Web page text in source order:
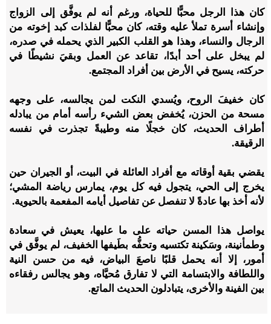
كان هذا الرجل محبًّا للحياة، ورغم أنه لم يوفَّق إلى الزواج
وإنشاء أسرة تملأ عليه وقته، كان محبًّا لفلذات كبد إخوته من
الرجال والنساء، وهذا هو القلب الكبير الذي يحمله في صدره،
لم يبخل على أحد أبدًا، تقاعد عن العمل وبقيَ نشيطًا في
حركته، يسيح في الأرض بين أفراد المجتمع.
كان خفيفَ الروح، ويُسدي النكت لمن يجالسه، على وجهه
مسحة من الحزن، يُخفض بعض الشيء رأسه أمام من يبادله
أطراف الحديث، كان خجلًا منه وطيبةً تجذرت في نفسه
الرقيقة.
يقضي بقية أوقاته مع أفراد العائلة في البيت، أو الجيران حين
يخرج إلى الحي، يتجول فيه كل يوم، يمارس رياضة المشي؛
لأنه أخذ بها عادةً لا تنفصل عن تفاصيل أيامه المفعمة بالحيوية.
يواصل هذا المسن حياته على ما عليها، يعيش في سعادة
وطمأنينة، وسَكينة تكتسيه وتحفُّه بطَيفها الخفيف، لم يوفَّق في
أمور، إلا أنه يحمل قلبًا ناصعَ البياض، فيه من حسن النية
واللطافة والابتسامة التي لا تفارق مُحيَّاه، وهو يجالس رفقاءه
بين الفينة والأخرى، يتبادلون الحديث الماتع.